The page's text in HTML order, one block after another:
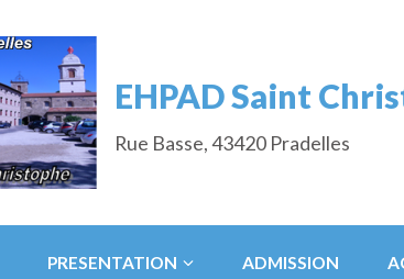
EHPAD Saint
Rue Basse, 43420 Pradelles
PRESENTATION ADMISSION